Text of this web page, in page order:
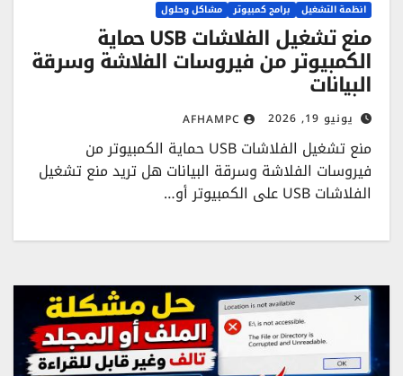
انظمة التشغيل برامج كمبيوتر مشاكل وحلول
منع تشغيل الفلاشات USB حماية
الكمبيوتر من فيروسات الفلاشة وسرقة
البيانات
يونيو 19, 2026 AFHAMPC
منع تشغيل الفلاشات USB حماية الكمبيوتر من
فيروسات الفلاشة وسرقة البيانات هل تريد منع تشغيل
الفلاشات USB على الكمبيوتر أو…